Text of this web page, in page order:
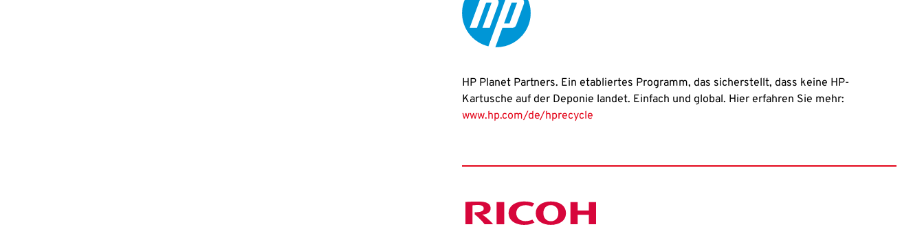
HP Planet Partners. Ein etabliertes Programm, das sicherstellt, dass keine HP-
Kartusche auf der Deponie landet. Einfach und global. Hier erfahren Sie mehr:
www.hp.com/de/hprecycle